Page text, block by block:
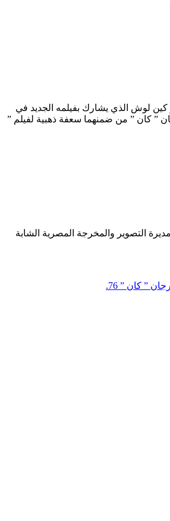
الذي صور 12 فيلما من إخراج المخرج البريطاني الكبير كين لوش الذي يشارك بفيلمه الجديد في
مهرجان ” كان ” من ضمنهما سعفة ذهبية لفيلم ”
التصوير والمخرجة المصرية الشابة